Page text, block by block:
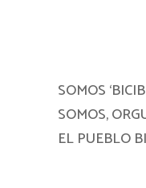
SOMOS
SOMOS,
EL PUEBLO